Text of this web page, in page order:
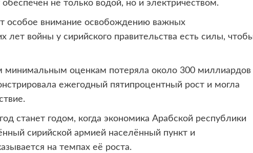
не только водой, но и электричеством.
особое внимание освобождению важных
лет войны у сирийского правительства есть силы,
минимальным оценкам потеряла около 300 миллиардов
ежегодный пятипроцентный рост и могла
станет годом, когда экономика Арабской республики
сирийской армией населённый пункт и
на темпах её роста.